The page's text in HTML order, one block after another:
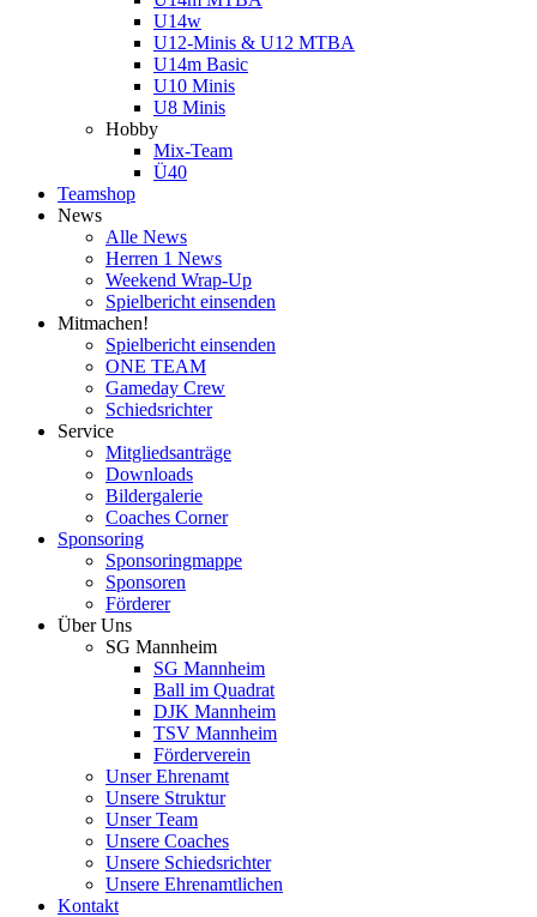
U14w
U12-Minis & U12 MTBA
U14m Basic
U10 Minis
U8 Minis
Hobby
Mix-Team
Ü40
Teamshop
News
Alle News
Herren 1 News
Weekend Wrap-Up
Spielbericht einsenden
Mitmachen!
Spielbericht einsenden
ONE TEAM
Gameday Crew
Schiedsrichter
Service
Mitgliedsanträge
Downloads
Bildergalerie
Coaches Corner
Sponsoring
Sponsoringmappe
Sponsoren
Förderer
Über Uns
SG Mannheim
SG Mannheim
Ball im Quadrat
DJK Mannheim
TSV Mannheim
Förderverein
Unser Ehrenamt
Unsere Struktur
Unser Team
Unsere Coaches
Unsere Schiedsrichter
Unsere Ehrenamtlichen
Kontakt